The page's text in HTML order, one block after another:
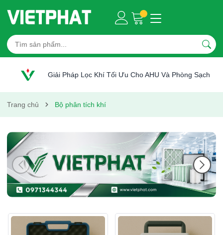
Giải Pháp Lọc Khí Tối Ưu Cho AHU Và Phòng Sạch
Trang chủ Bộ phân tích khí